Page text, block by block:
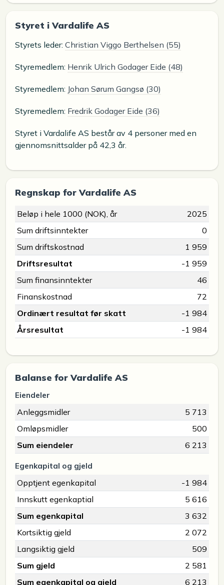
Styret i Vardalife AS
Styrets leder: Christian Viggo Berthelsen (55)
Styremedlem: Henrik Ulrich Godager Eide (48)
Styremedlem: Johan Sørum Gangsø (30)
Styremedlem: Fredrik Godager Eide (36)
Styret i Vardalife AS består av 4 personer med en
gjennomsnittsalder på 42,3 år.
Regnskap for Vardalife AS
Beløp i hele 1000 (NOK), år
2025
Sum driftsinntekter
0
Sum driftskostnad
1 959
Driftsresultat
-1 959
Sum finansinntekter
46
Finanskostnad
72
Ordinært resultat før skatt
-1 984
Årsresultat
-1 984
Balanse for Vardalife AS
Eiendeler
Anleggsmidler
5 713
Omløpsmidler
500
Sum eiendeler
6 213
Egenkapital og gjeld
Opptjent egenkapital
-1 984
Innskutt egenkaptial
5 616
Sum egenkapital
3 632
Kortsiktig gjeld
2 072
Langsiktig gjeld
509
Sum gjeld
2 581
Sum egenkapital og gjeld
6 213